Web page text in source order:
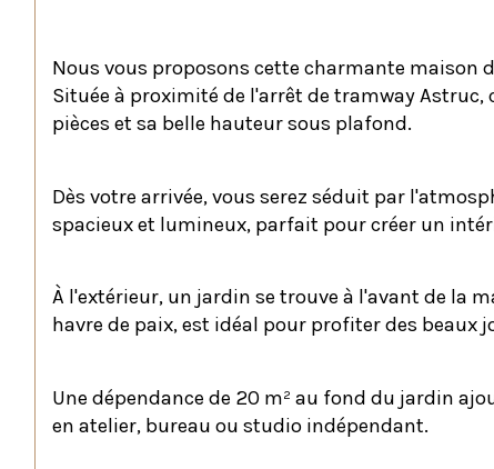
Nous vous proposons cette charmante maison
Située à proximité de l'arrêt de tramway Astruc,
pièces et sa belle hauteur sous plafond.
Dès votre arrivée, vous serez séduit par
spacieux et lumineux, parfait pour créer un
À l'extérieur, un jardin se trouve à l'avant de la
havre de paix, est idéal pour profiter des beaux
Une dépendance de 20 m² au fond du jardin
en atelier, bureau ou studio indépendant.